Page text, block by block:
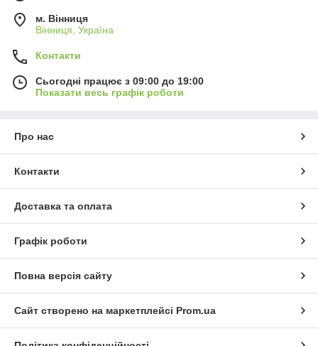
м. Вінниця
Вінниця, Україна
Контакти
Сьогодні працює з 09:00 до 19:00
Показати весь графік роботи
Про нас
Контакти
Доставка та оплата
Графік роботи
Повна версія сайту
Сайт створено на маркетплейсі Prom.ua